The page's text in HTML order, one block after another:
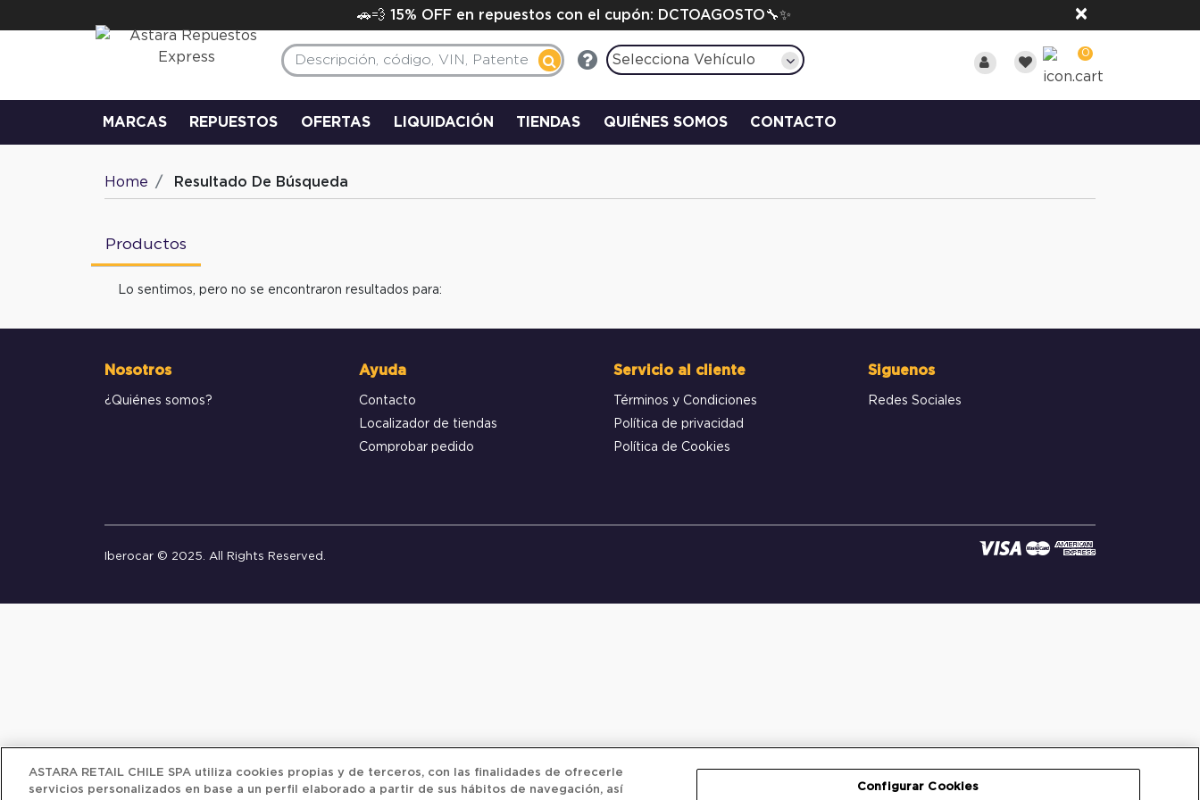
🚗💨 15% OFF en repuestos con el cupón: DCTOAGOSTO🔧✨ ×
Selecciona Vehículo 0
MARCAS REPUESTOS OFERTAS LIQUIDACIÓN TIENDAS QUIÉNES SOMOS CONTACTO
Home Resultado De Búsqueda
Productos
Lo sentimos, pero no se encontraron resultados para:
Nosotros
¿Quiénes somos?
Ayuda
Contacto
Localizador de tiendas
Comprobar pedido
Servicio al cliente
Términos y Condiciones
Política de privacidad
Política de Cookies
Siguenos
Redes Sociales
Iberocar © 2025. All Rights Reserved.
ASTARA RETAIL CHILE SPA utiliza cookies propias y de terceros, con las finalidades de ofrecerle
servicios personalizados en base a un perfil elaborado a partir de sus hábitos de navegación, así
Configurar Cookies